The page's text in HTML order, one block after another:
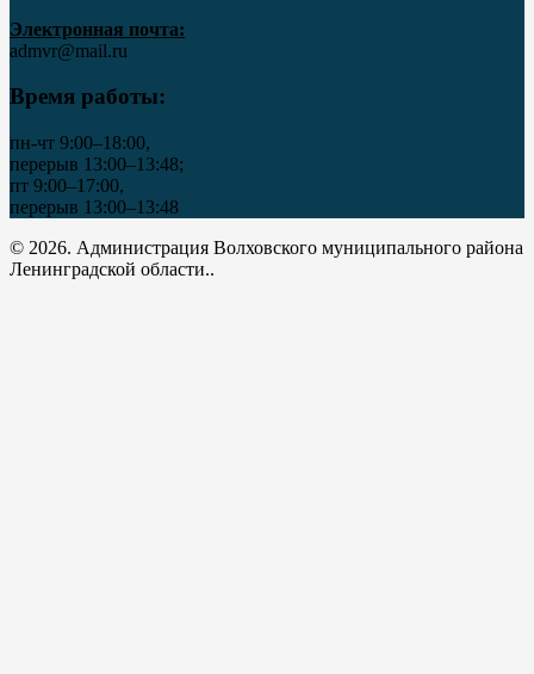
Электронная почта:
admvr@mail.ru
Время работы:
пн-чт 9:00–18:00,
перерыв 13:00–13:48;
пт 9:00–17:00,
перерыв 13:00–13:48
© 2026. Администрация Волховского муниципального района
Ленинградской области..